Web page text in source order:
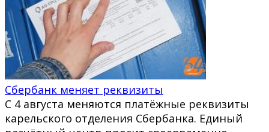
Сбербанк меняет реквизиты
С 4 августа меняются платёжные реквизиты
карельского отделения Сбербанка. Единый